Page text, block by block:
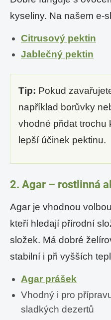
kyseliny. Na našem e-
Citrusový pektin
Jablečný pektin
Tip: Pokud
například borůvky
vhodné přidat trochu
lepší účinek pektinu.
2. Agar – rostlinná
Agar je vhodnou
kteří hledají přírodní
složek. Má dobré
stabilní i při vyšších
Agar prášek
Vhodný i pro
sladkých dezertů